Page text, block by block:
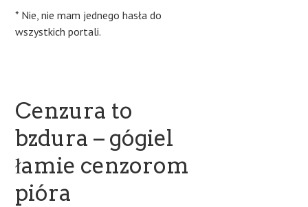
* Nie, nie mam jednego hasła do
wszystkich portali.
Cenzura to
bzdura – gógiel
łamie cenzorom
pióra